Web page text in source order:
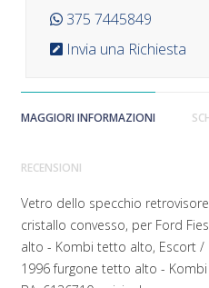
375 7445849
Invia una Richiesta
MAGGIORI INFORMAZIONI
RECENSIONI
Vetro dello specchio
cristallo convesso, per Ford
alto - Kombi tetto alto, Escort /
1996furgone tetto alto -